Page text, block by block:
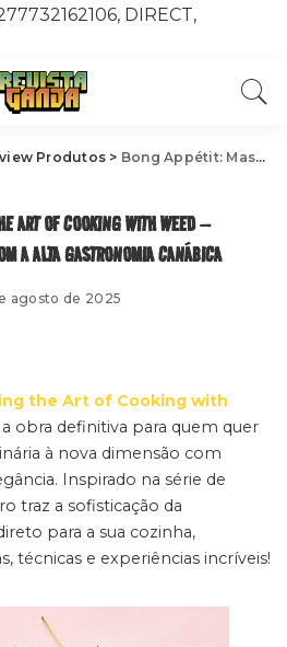
DIRECT,
Produtos > Bong Appétit: Mastering the Art of Cooking with Weed – Transforme sua Cozinha com a Alta Gastronomia Canábica
ART OF COOKING WITH WEED –
A ALTA GASTRONOMIA CANÁBICA
agosto de 2025
the Art of Cooking with
a obra definitiva para quem quer
à nova dimensão com
Inspirado na série de
traz a sofisticação da
para a sua cozinha,
técnicas e experiências incríveis!